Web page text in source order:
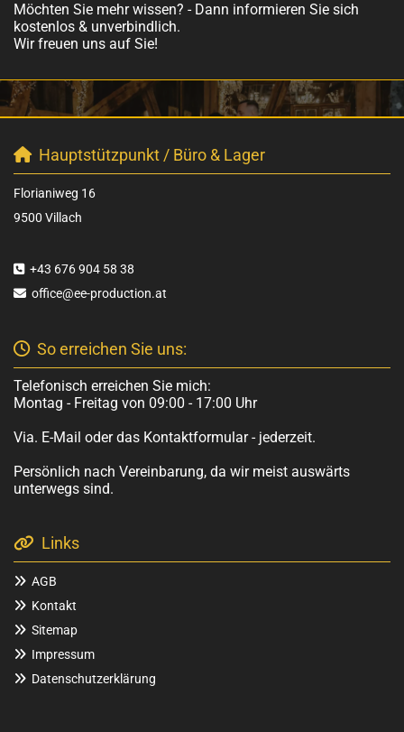
Möchten Sie mehr wissen? - Dann informieren Sie sich
kostenlos & unverbindlich.
Wir freuen uns auf Sie!
 Hauptstützpunkt / Büro & Lager
Florianiweg 16
9500 Villach
 +43 676 904 58 38
 office@ee-production.at
So erreichen Sie uns:
Telefonisch erreichen Sie mich:
Montag - Freitag von 09:00 - 17:00 Uhr
Via. E-Mail oder das Kontaktformular - jederzeit.
Persönlich nach Vereinbarung, da wir meist auswärts
unterwegs sind.
 Links
 AGB
 Kontakt
 Sitemap
 Impressum
 Datenschutzerklärung